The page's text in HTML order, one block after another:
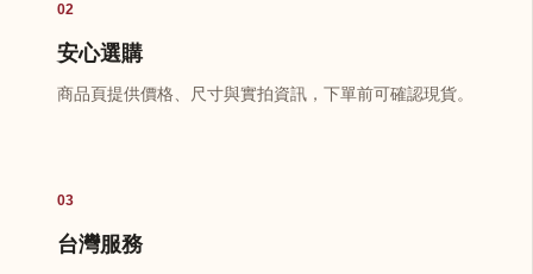
02
安心選購
商品頁提供價格、尺寸與實拍資訊，下單前可確認現貨。
03
台灣服務